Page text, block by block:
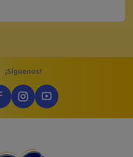
¡Síguenos!